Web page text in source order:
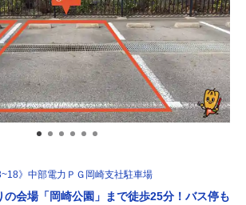
》中部電力ＰＧ岡崎支社駐車場
の会場「岡崎公園」まで徒歩25分！バス停も